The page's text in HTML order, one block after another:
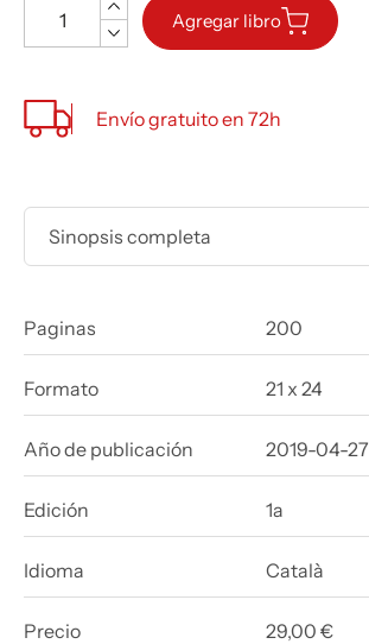
Agregar libro
Envío gratuito en 72h
Sinopsis completa
Paginas 200
Formato 21 x 24
Año de publicación 2019-04-27
Edición 1a
Idioma Català
Precio 29,00 €